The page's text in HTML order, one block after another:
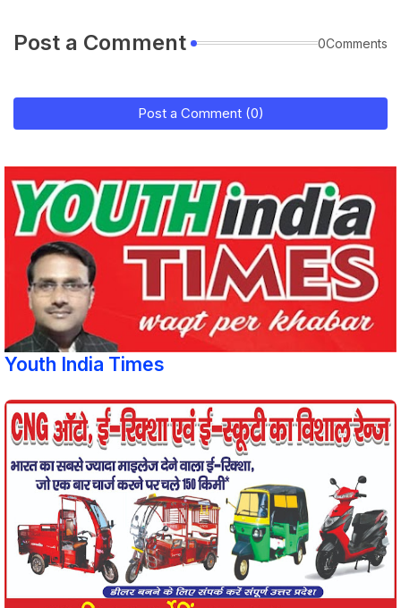
Post a Comment 0Comments
Post a Comment (0)
Youth India Times